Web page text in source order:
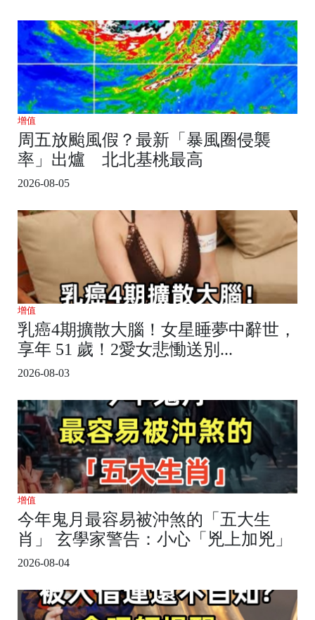
增值
周五放颱風假？最新「暴風圈侵襲
率」出爐 北北基桃最高
2026-08-05
增值
乳癌4期擴散大腦！女星睡夢中辭世，
享年 51 歲！2愛女悲慟送別...
2026-08-03
增值
今年鬼月最容易被沖煞的「五大生
肖」 玄學家警告：小心「兇上加兇」
2026-08-04